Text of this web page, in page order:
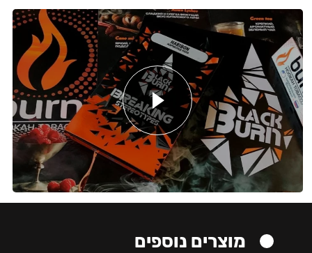
מוצרים נוספים